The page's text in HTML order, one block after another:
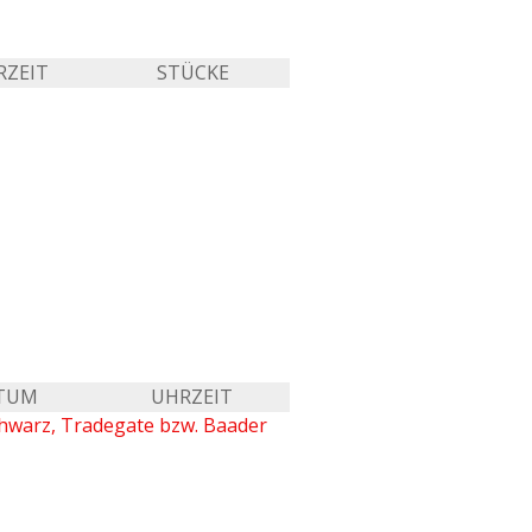
STÜCKE
UHRZEIT
Tradegate bzw. Baader